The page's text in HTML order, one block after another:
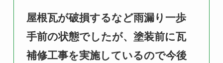
屋根瓦が破損するなど雨漏り一歩
手前の状態でしたが、塗装前に瓦
補修工事を実施しているので今後